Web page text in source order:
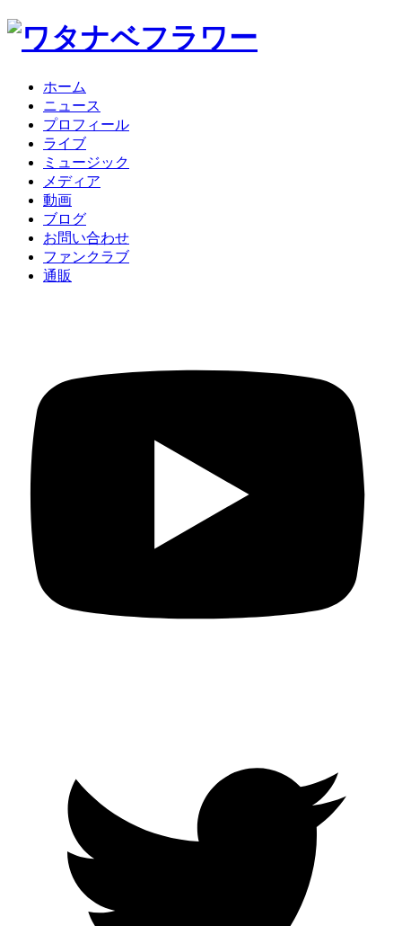
ホーム
ニュース
プロフィール
ライブ
ミュージック
メディア
動画
ブログ
お問い合わせ
ファンクラブ
通販